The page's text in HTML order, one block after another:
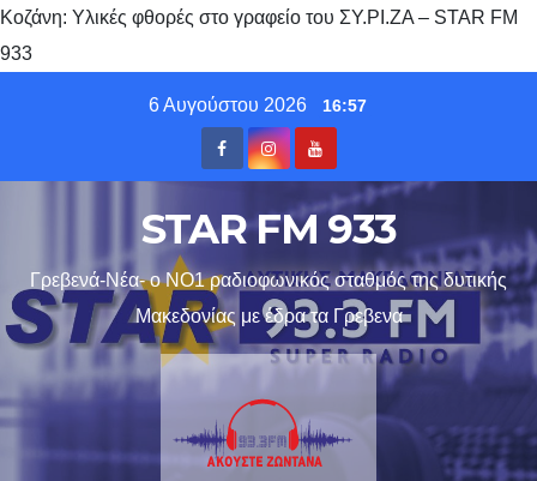
Κοζάνη: Υλικές φθορές στο γραφείο του ΣΥ.ΡΙ.ΖΑ – STAR FM
933
6 Αυγούστου 2026 16:57
STAR FM 933
Γρεβενά-Νέα- ο ΝΟ1 ραδιοφωνικός σταθμός της δυτικής
Μακεδονίας με έδρα τα Γρεβενα